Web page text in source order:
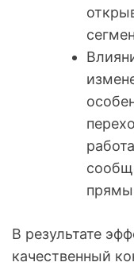
В результате
качественный